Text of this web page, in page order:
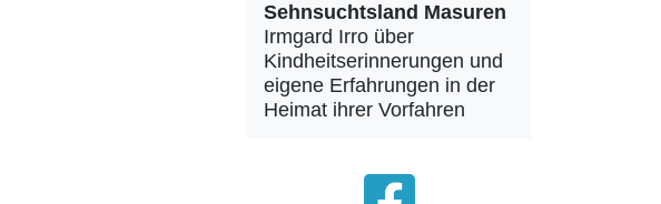
Sehnsuchtsland Masuren
Irmgard Irro über
Kindheitserinnerungen und
eigene Erfahrungen in der
Heimat ihrer Vorfahren